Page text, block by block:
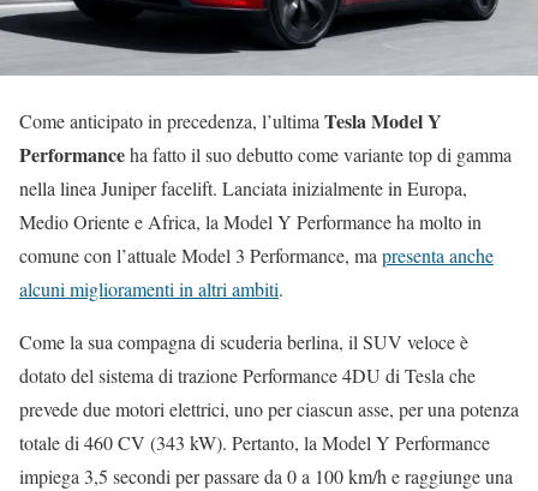
Come anticipato in precedenza, l’ultimaTesla Model Y
Performanceha fatto il suo debutto come variante top di gamma
nella linea Juniper facelift. Lanciata inizialmente in Europa,
Medio Oriente e Africa, la Model Y Performance ha molto in
comune con l’attuale Model 3 Performance, mapresenta anche
alcuni miglioramenti in altri ambiti.
Come la sua compagna di scuderia berlina, il SUV veloce è
dotato del sistema di trazione Performance 4DU di Tesla che
prevede due motori elettrici, uno per ciascun asse, per una potenza
totale di 460 CV (343 kW). Pertanto, la Model Y Performance
impiega 3,5 secondi per passare da 0 a 100 km/h e raggiunge una